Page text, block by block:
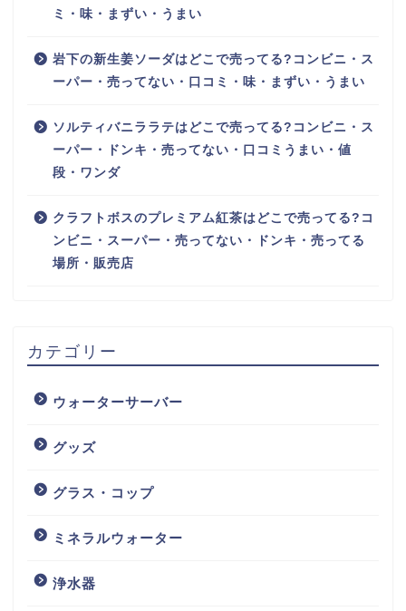
ミ・味・まずい・うまい
岩下の新生姜ソーダはどこで売ってる?コンビニ・ス
ーパー・売ってない・口コミ・味・まずい・うまい
ソルティバニララテはどこで売ってる?コンビニ・ス
ーパー・ドンキ・売ってない・口コミうまい・値
段・ワンダ
クラフトボスのプレミアム紅茶はどこで売ってる?コ
ンビニ・スーパー・売ってない・ドンキ・売ってる
場所・販売店
カテゴリー
ウォーターサーバー
グッズ
グラス・コップ
ミネラルウォーター
浄水器